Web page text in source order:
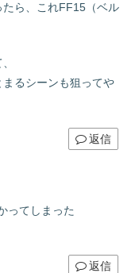
ら、これFF15（ベル
るシーンも狙ってや
返信
ってしまった
返信